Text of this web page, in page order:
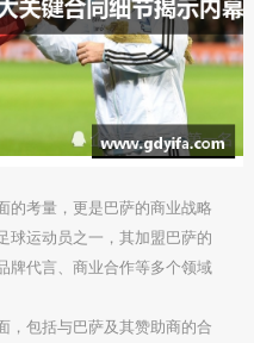
的考量，更是巴萨的商业战略
球运动员之一，其加盟巴萨的
牌代言、商业合作等多个领域
，包括与巴萨及其赞助商的合